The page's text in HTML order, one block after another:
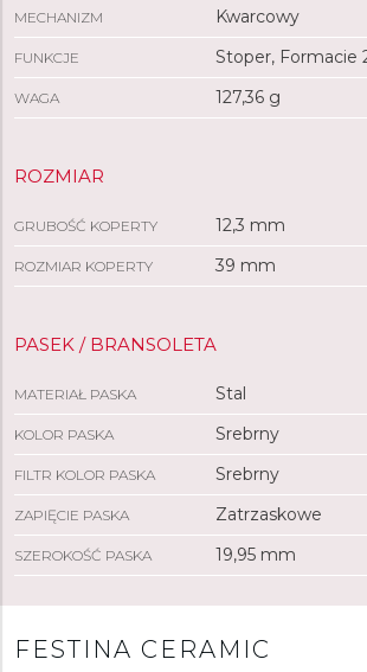
MECHANIZM Kwarcowy
FUNKCJE Stoper, Formacie
WAGA 127,36 g
ROZMIAR
GRUBOŚĆ KOPERTY 12,3 mm
ROZMIAR KOPERTY 39 mm
PASEK / BRANSOLETA
MATERIAŁ PASKA Stal
KOLOR PASKA Srebrny
FILTR KOLOR PASKA Srebrny
ZAPIĘCIE PASKA Zatrzaskowe
SZEROKOŚĆ PASKA 19,95 mm
FESTINA CERAMIC